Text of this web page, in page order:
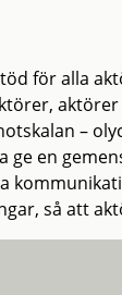
för alla
–
en
så att